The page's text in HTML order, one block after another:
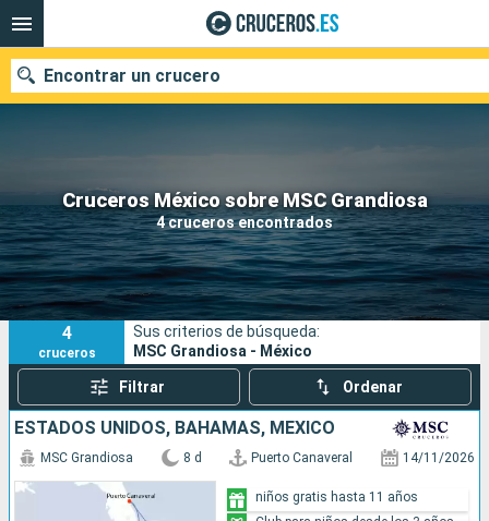
Cruceros México sobre MSC Grandiosa
4 cruceros encontrados
Encontrar un crucero
Nuestros destinos
Fecha de salida
Puertos Compañías
Buscar
4
cruceros
Sus criterios de búsqueda:
MSC Grandiosa - México
Filtrar Ordenar
ESTADOS UNIDOS, BAHAMAS, MÉXICO
MSC Grandiosa 8 d Puerto Canaveral 14/11/2026
niños gratis hasta 11 años